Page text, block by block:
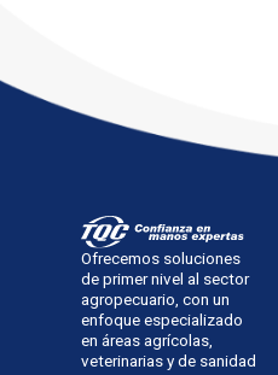
Ofrecemos soluciones
de primer nivel al sector
agropecuario, con un
enfoque especializado
en áreas agrícolas,
veterinarias y de sanidad